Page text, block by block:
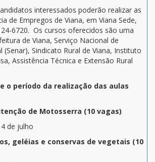
interessados poderão realizar as
de Empregos de Viana, em Viana Sede,
6720. Os cursos oferecidos são uma
de Viana, Serviço Nacional de
(Senar), Sindicato Rural de Viana, Instituto
Assistência Técnica e Extensão Rural
o período da realização das aulas
de Motosserra (10 vagas)
de julho
geléias e conservas de vegetais (10